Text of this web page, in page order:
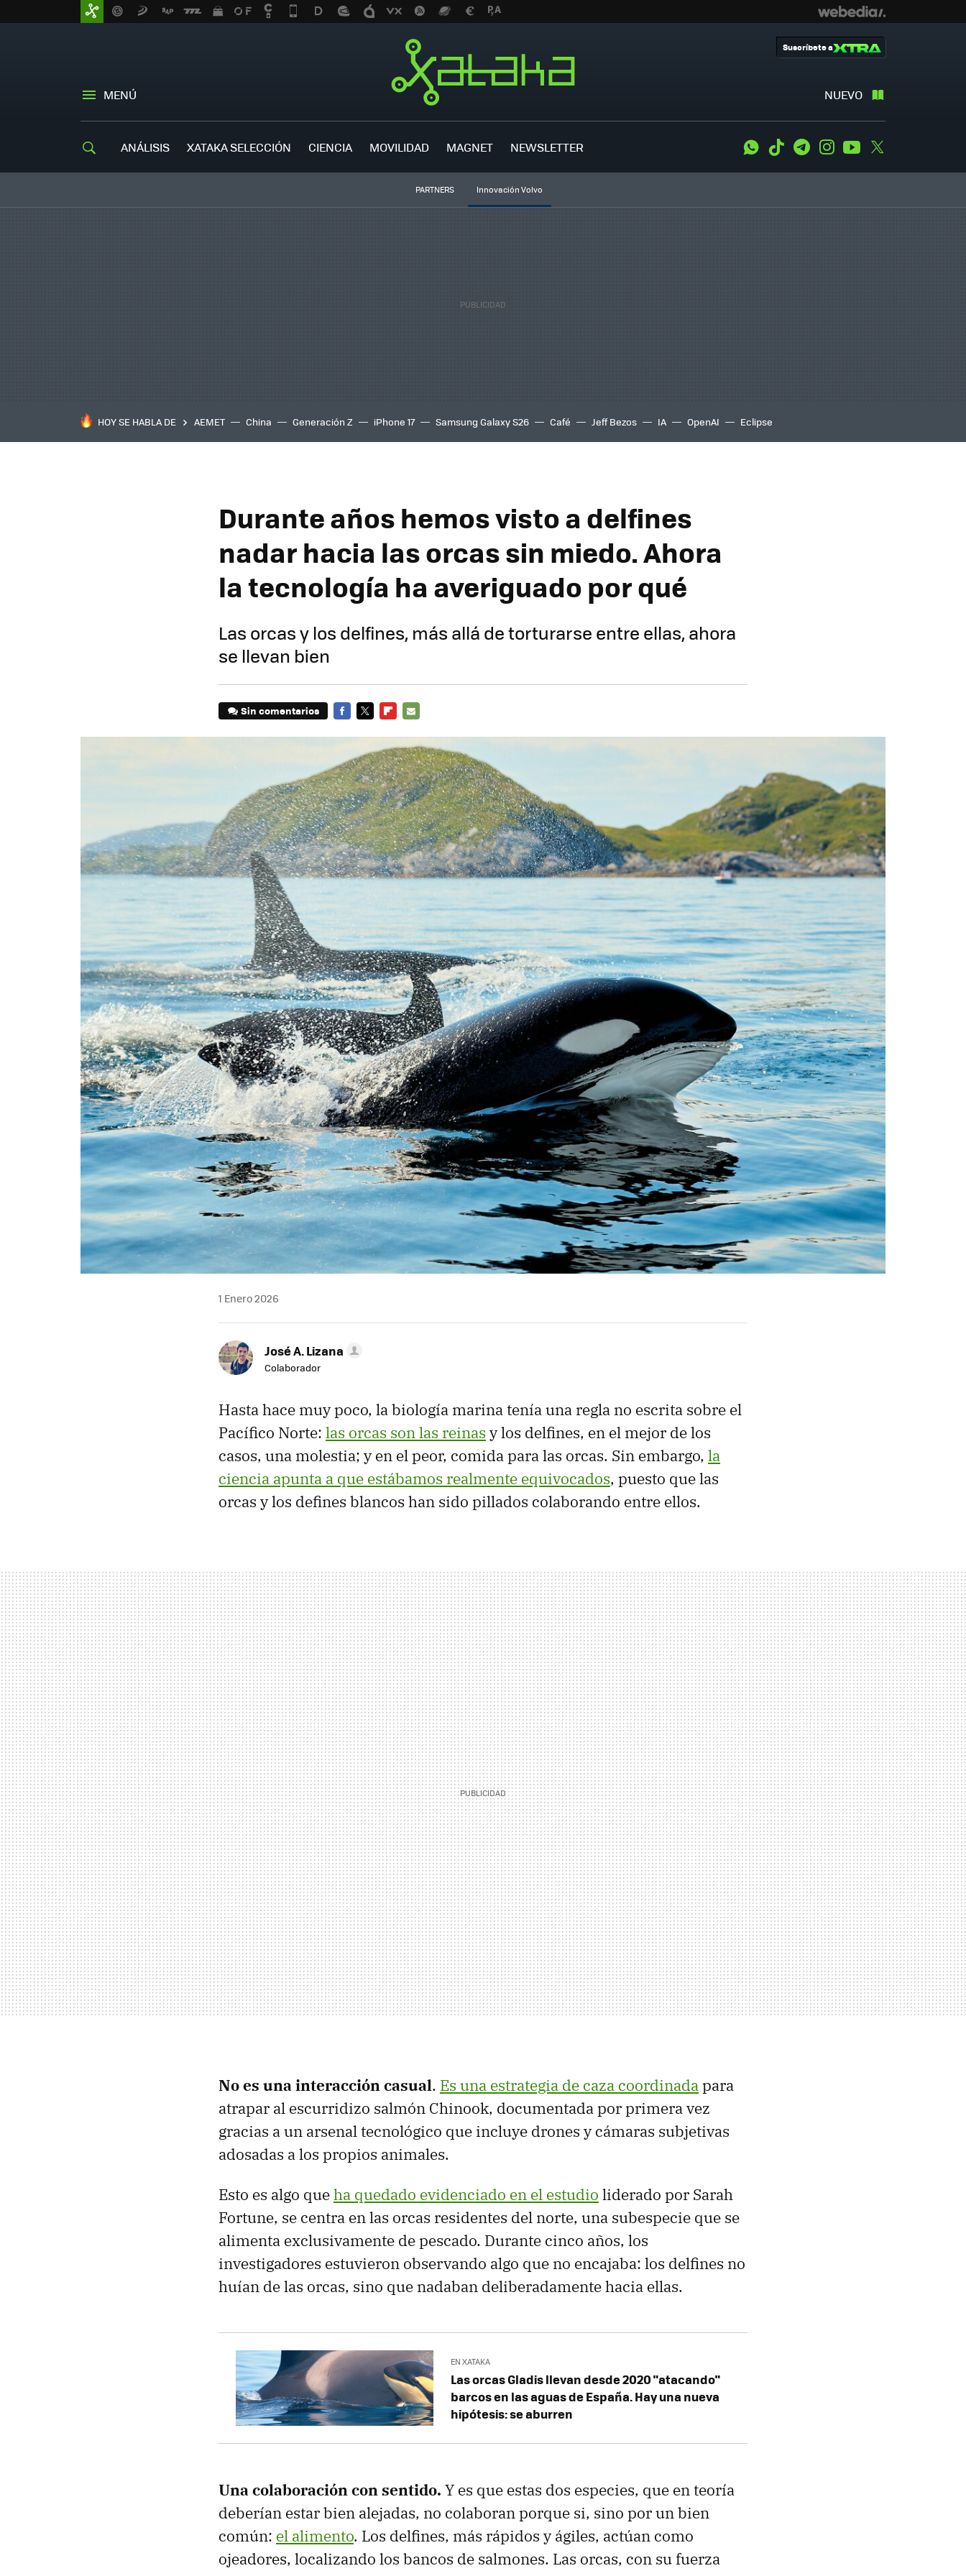
MENÚ NUEVO
Suscríbete a
ANÁLISIS XATAKA SELECCIÓN CIENCIA MOVILIDAD MAGNET NEWSLETTER WhatsApp
Tiktok TelegramInstagramYoutube
PARTNERS Innovación Volvo
HOY SE HABLA DE AEMET China Generación Z iPhone 17 Samsung Galaxy S26 Café Jeff Bezos IA OpenAI Eclipse
Durante años hemos visto a delfines
nadar hacia las orcas sin miedo. Ahora
la tecnología ha averiguado por qué
Las orcas y los delfines, más allá de torturarse entre ellas, ahora
se llevan bien
Sin comentarios
MAIL
1 Enero 2026
José A. Lizana
Colaborador
Hasta hace muy poco, la biología marina tenía una regla no escrita sobre el
Pacífico Norte: las orcas son las reinas y los delfines, en el mejor de los
casos, una molestia; y en el peor, comida para las orcas. Sin embargo, la
ciencia apunta a que estábamos realmente equivocados, puesto que las
orcas y los defines blancos han sido pillados colaborando entre ellos.
No es una interacción casual. Es una estrategia de caza coordinadapara
atrapar al escurridizo salmón Chinook, documentada por primera vez
gracias a un arsenal tecnológico que incluye drones y cámaras subjetivas
adosadas a los propios animales.
Esto es algo queha quedado evidenciado en el estudio liderado por Sarah
Fortune, se centra en las orcas residentes del norte, una subespecie que se
alimenta exclusivamente de pescado. Durante cinco años, los
investigadores estuvieron observando algo que no encajaba: los delfines no
huían de las orcas, sino que nadaban deliberadamente hacia ellas.
EN XATAKA
Las orcas Gladis llevan desde 2020 "atacando"
barcos en las aguas de España. Hay una nueva
hipótesis: se aburren
Una colaboración con sentido. Y es que estas dos especies, que en teoría
deberían estar bien alejadas, no colaboran porque si, sino por un bien
común: el alimento. Los delfines, más rápidos y ágiles, actúan como
ojeadores, localizando los bancos de salmones. Las orcas, con su fuerza